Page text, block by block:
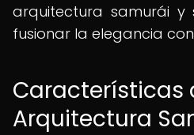
arquitectura samurái
fusionar la elegancia
Características
Arquitectura